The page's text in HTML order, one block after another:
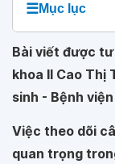
☰Mục lục
Bài viết được
khoa II Cao Thị
sinh - Bệnh
Việc theo dõi
quan trọng